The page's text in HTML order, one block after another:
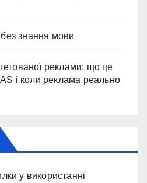
без знання мови
реклами: що це
і коли реклама реально
у використанні